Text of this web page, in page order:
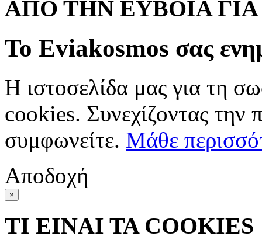
ΑΠΟ ΤΗΝ ΕΥΒΟΙΑ
Το Eviakosmos σας
Η ιστοσελίδα μας για τη
cookies. Συνεχίζοντας την
συμφωνείτε. Μάθε
Αποδοχή
×
ΤΙ ΕΙΝΑΙ ΤΑ COOKIES